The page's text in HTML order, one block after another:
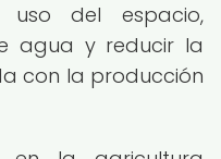
uso del espacio,
agua y reducir la
con la producción